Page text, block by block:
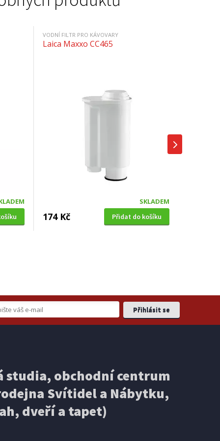
VODNÍ FILTR PRO KÁVOVARY
Laica Maxxo CC465
SKLADEM
174 Kč Přidat do košíku
studia, obchodní centrum
Svítidel a Nábytku,
dveří a tapet)